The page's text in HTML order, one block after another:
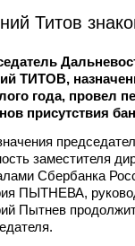
Титов
ТИТОВ,
года, провел
присутствия
заместителя
Сбербанка
ПЫТНЕВА,
Пытнев